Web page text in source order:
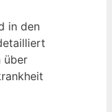
in den
über